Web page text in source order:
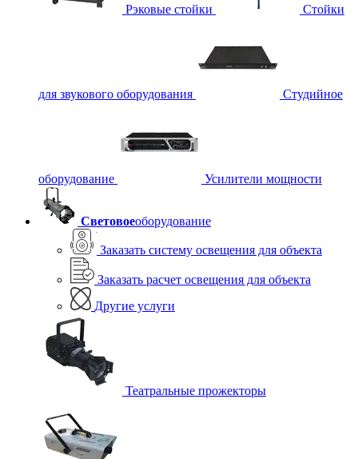
Рэковые стойки Стойки
для звукового оборудования Студийное
оборудование Усилители мощности
Световоеоборудование
Заказать систему освещения для объекта
Заказать расчет освещения для объекта
Другие услуги
Театральные прожекторы